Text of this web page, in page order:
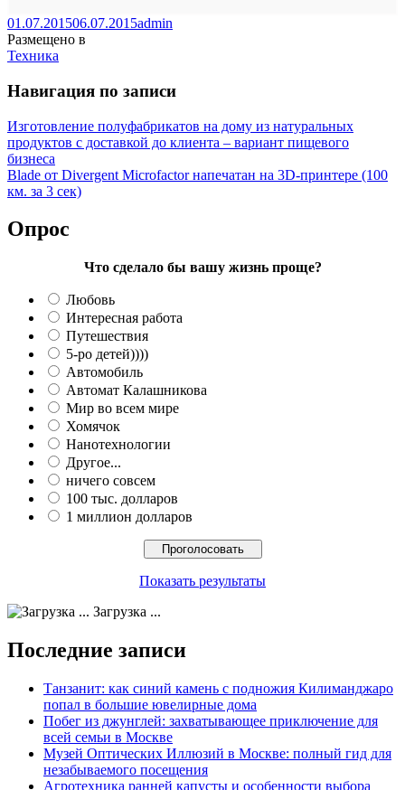
01.07.201506.07.2015admin
Размещено в
Техника
Навигация по записи
Изготовление полуфабрикатов на дому из натуральных
продуктов с доставкой до клиента – вариант пищевого
бизнеса
Blade от Divergent Microfactor напечатан на 3D-принтере (100
км. за 3 сек)
Опрос
Что сделало бы вашу жизнь проще?
Любовь
Интересная работа
Путешествия
5-ро детей))))
Автомобиль
Автомат Калашникова
Мир во всем мире
Хомячок
Нанотехнологии
Другое...
ничего совсем
100 тыс. долларов
1 миллион долларов
Показать результаты
Загрузка ...
Последние записи
Танзанит: как синий камень с подножия Килиманджаро
попал в большие ювелирные дома
Побег из джунглей: захватывающее приключение для
всей семьи в Москве
Музей Оптических Иллюзий в Москве: полный гид для
незабываемого посещения
Агротехника ранней капусты и особенности выбора